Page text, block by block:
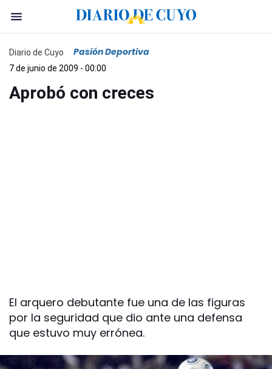
Diario de Cuyo Pasión Deportiva
7 de junio de 2009 - 00:00
Aprobó con creces
El arquero debutante fue una de las figuras
por la seguridad que dio ante una defensa
que estuvo muy errónea.